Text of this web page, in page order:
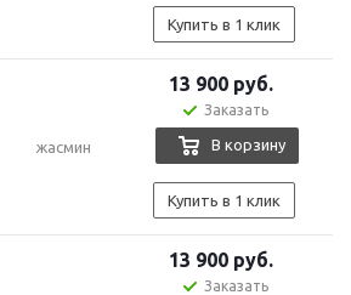
Купить в 1 клик
жасмин
13 900 руб.
Заказать
В корзину
Купить в 1 клик
13 900 руб.
Заказать